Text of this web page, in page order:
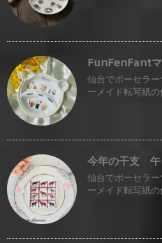
FunFenFant
仙台でポーセラ
ーメイド転写紙
今年の干支 午
仙台でポーセラ
ーメイド転写紙